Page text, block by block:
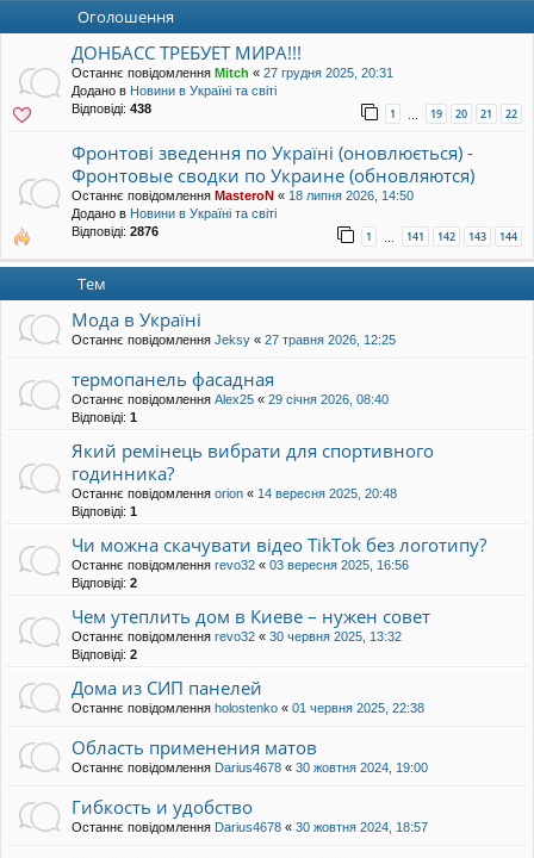
Оголошення
ДОНБАСС ТРЕБУЕТ МИРА!!!
Останнє повідомлення Mitch « 27 грудня 2025, 20:31
Додано в Новини в Україні та світі
Відповіді: 438 1 … 19 20 21 22
Фронтові зведення по Україні (оновлюється) -
Фронтовые сводки по Украине (обновляются)
Останнє повідомлення MasteroN « 18 липня 2026, 14:50
Додано в Новини в Україні та світі
Відповіді: 2876 1 … 141 142 143 144
Тем
Мода в Україні
Останнє повідомлення Jeksy « 27 травня 2026, 12:25
термопанель фасадная
Останнє повідомлення Alex25 « 29 січня 2026, 08:40
Відповіді: 1
Який ремінець вибрати для спортивного
годинника?
Останнє повідомлення orion « 14 вересня 2025, 20:48
Відповіді: 1
Чи можна скачувати відео TikTok без логотипу?
Останнє повідомлення revo32 « 03 вересня 2025, 16:56
Відповіді: 2
Чем утеплить дом в Киеве – нужен совет
Останнє повідомлення revo32 « 30 червня 2025, 13:32
Відповіді: 2
Дома из СИП панелей
Останнє повідомлення holostenko « 01 червня 2025, 22:38
Область применения матов
Останнє повідомлення Darius4678 « 30 жовтня 2024, 19:00
Гибкость и удобство
Останнє повідомлення Darius4678 « 30 жовтня 2024, 18:57